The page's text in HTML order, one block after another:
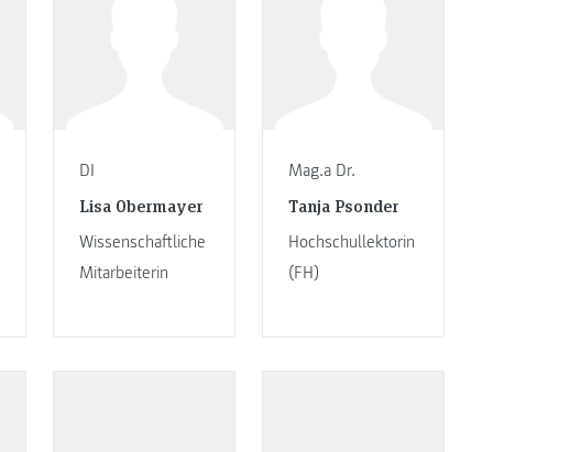
DI
Lisa Obermayer
Wissenschaftliche
Mitarbeiterin
Mag.a Dr.
Tanja Psonder
Hochschullektorin
(FH)